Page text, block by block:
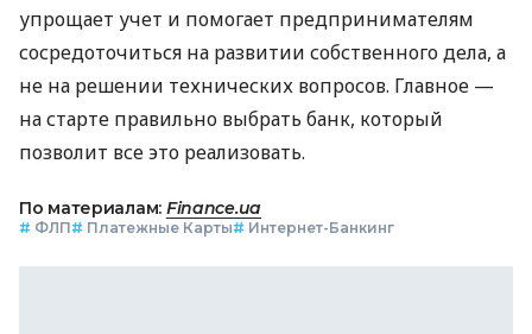
упрощает учет и помогает предпринимателям
сосредоточиться на развитии собственного дела, а
не на решении технических вопросов. Главное —
на старте правильно выбрать банк, который
позволит все это реализовать.
По материалам: Finance.ua
# ФЛП# Платежные Карты# Интернет-Банкинг